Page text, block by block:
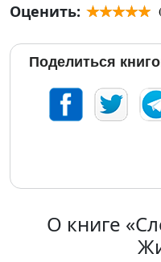
Оценить:
Поделиться
О книге